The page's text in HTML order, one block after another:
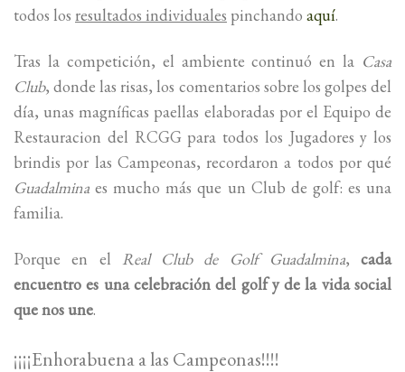
todos los resultados individuales pinchando aquí.
Tras la competición, el ambiente continuó en la Casa
Club, donde las risas, los comentarios sobre los golpes del
día, unas magníficas paellas elaboradas por el Equipo de
Restauracion del RCGG para todos los Jugadores y los
brindis por las Campeonas, recordaron a todos por qué
Guadalmina es mucho más que un Club de golf: es una
familia.
Porque en el Real Club de Golf Guadalmina, cada
encuentro es una celebración del golf y de la vida social
que nos une.
¡¡¡¡Enhorabuena a las Campeonas!!!!